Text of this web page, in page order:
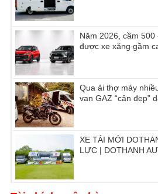
Năm 2026, cầm
được xe xăng gầm
Qua ải thợ máy
van GAZ “cân đẹp”
XE TẢI MỚI
LỰC | DOTHANH